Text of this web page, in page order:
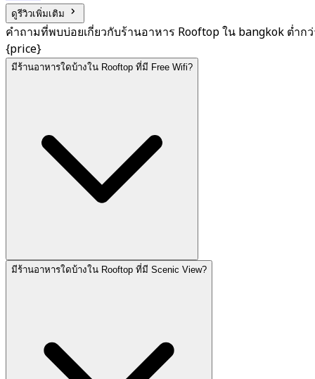
ดูรีวิวเพิ่มเติม
คำถามที่พบบ่อยเกี่ยวกับร้านอาหาร Rooftop ใน bangkok ต่ำก
{price}
มีร้านอาหารใดบ้างใน Rooftop ที่มี Free Wifi?
มีร้านอาหารใดบ้างใน Rooftop ที่มี Scenic View?